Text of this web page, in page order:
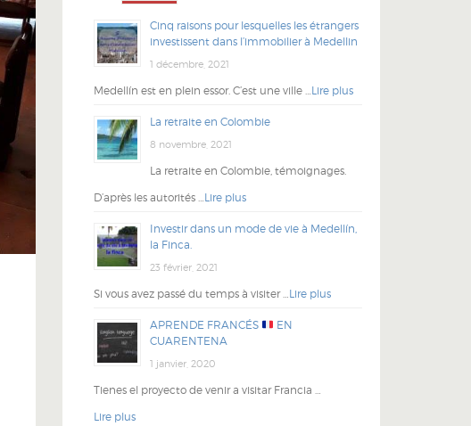
Cinq raisons pour lesquelles les étrangers
investissent dans l’immobilier à Medellin
1 décembre, 2021
Medellín est en plein essor. C’est une ville …Lire plus
La retraite en Colombie
8 novembre, 2021
La retraite en Colombie, témoignages.
D’après les autorités …Lire plus
Investir dans un mode de vie à Medellín,
la Finca.
23 février, 2021
Si vous avez passé du temps à visiter …Lire plus
APRENDE FRANCÉS
EN
CUARENTENA
1 janvier, 2020
Tienes el proyecto de venir a visitar Francia …
Lire plus